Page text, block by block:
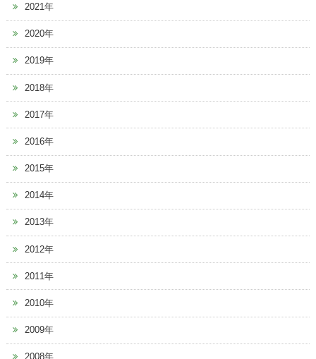
2021年
2020年
2019年
2018年
2017年
2016年
2015年
2014年
2013年
2012年
2011年
2010年
2009年
2008年